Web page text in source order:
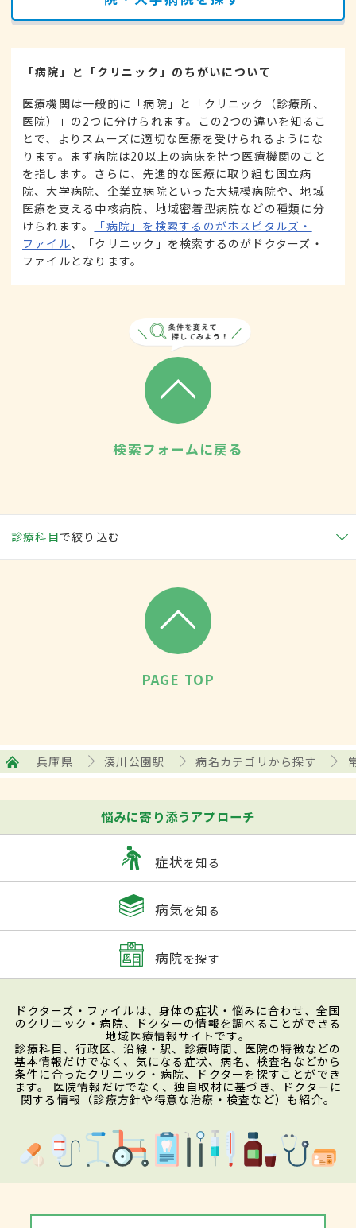
「病院」と「クリニック」のちがいについて
医療機関は一般的に「病院」と「クリニック（診療所、
医院）」の2つに分けられます。この2つの違いを知るこ
とで、よりスムーズに適切な医療を受けられるようにな
ります。まず病院は20以上の病床を持つ医療機関のこと
を指します。さらに、先進的な医療に取り組む国立病
院、大学病院、企業立病院といった大規模病院や、地域
医療を支える中核病院、地域密着型病院などの種類に分
けられます。
「病院」を検索するのがホスピタルズ・
ファイル、「クリニック」を検索するのがドクターズ・
ファイルとなります。
検索フォームに戻る
診療科目で絞り込む
PAGE TOP
兵庫県 湊川公園駅 病名カテゴリから探す
悩みに寄り添うアプローチ
症状を知る
病気を知る
病院を探す
ドクターズ・ファイルは、身体の症状・悩みに合わせ、全国
のクリニック・病院、ドクターの情報を調べることができる
地域医療情報サイトです。
診療科目、行政区、沿線・駅、診療時間、医院の特徴などの
基本情報だけでなく、気になる症状、病名、検査名などから
条件に合ったクリニック・病院、ドクターを探すことができ
ます。 医院情報だけでなく、独自取材に基づき、ドクターに
関する情報（診療方針や得意な治療・検査など）も紹介。